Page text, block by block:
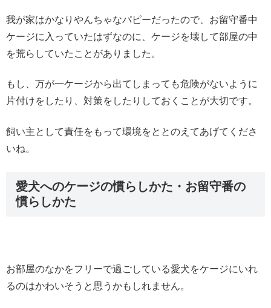
我が家はかなりやんちゃなパピーだったので、お留守番中
ケージに入っていたはずなのに、ケージを壊して部屋の中
を荒らしていたことがありました。
もし、万が一ケージから出てしまっても危険がないように
片付けをしたり、対策をしたりしておくことが大切です。
飼い主として責任をもって環境をととのえてあげてくださ
いね。
愛犬へのケージの慣らしかた・お留守番の
慣らしかた
お部屋のなかをフリーで過ごしている愛犬をケージにいれ
るのはかわいそうと思うかもしれません。